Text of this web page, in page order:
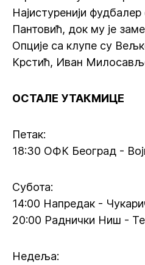
Најистуренији
Пантовић, док му је
Опције са клупе су
Крстић, Иван
ОСТАЛЕ УТАКМИЦЕ
Петак:
18:30 ОФК Београд -
Субота:
14:00 Напредак -
20:00 Раднички Ниш -
Недеља: